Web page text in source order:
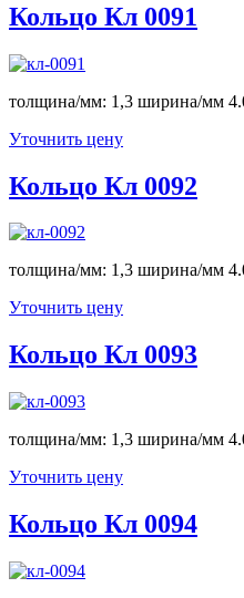
Кольцо Кл 0091
толщина/мм: 1,3 ширина/мм
Уточнить цену
Кольцо Кл 0092
толщина/мм: 1,3 ширина/мм
Уточнить цену
Кольцо Кл 0093
толщина/мм: 1,3 ширина/мм
Уточнить цену
Кольцо Кл 0094